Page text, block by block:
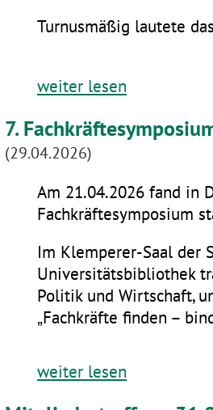
Turnusmäßig lautete
weiter lesen
7.
(29.04.2026)
Am 21.04.2026 fand in
Fachkräftesymposium
Im Klemperer-Saal der
Universitätsbibliothek
Politik und Wirtschaft,
„Fachkräfte finden –
weiter lesen